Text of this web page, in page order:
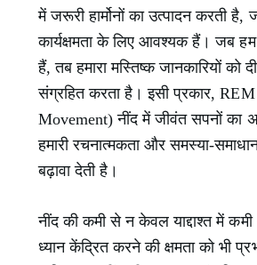
में जरूरी हार्मोनों का उत्पादन करती है,
कार्यक्षमता के लिए आवश्यक हैं। जब हम
हैं, तब हमारा मस्तिष्क जानकारियों को
संग्रहित करता है। इसी प्रकार,
Movement) नींद में जीवंत सपनों का
हमारी रचनात्मकता और समस्या-
बढ़ावा देती है।
नींद की कमी से न केवल याद्दाश्त में
ध्यान केंद्रित करने की क्षमता को भी